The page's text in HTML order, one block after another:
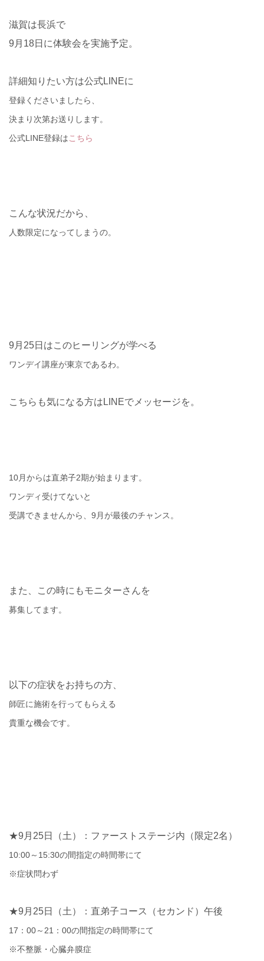
滋賀は長浜で
9 月 18日に体験会を実施予定。
詳細知りたい方は公式LINEに
登録くださいましたら、
決まり次第お送りします。
公式LINE登録はこちら
こんな状況だから、
人数限定になってしまうの。
9 月 25日はこのヒーリングが学べる
ワンデイ講座が東京であるわ。
こちらも気になる方はLINEでメッセージを。
10月からは直弟子2期が始まります。
ワンディ受けてないと
受講できませんから、9月が最後のチャンス。
また、この時にもモニターさんを
募集してます。
以下の症状をお持ちの方、
師匠に施術を行ってもらえる
貴重な機会です。
★9 月 25日（土）：ファーストステージ内（限定2名）
10:00～ 15:30の間指定の時間帯にて
※症状問わず
★9 月 25日（土）：直弟子コース（セカンド）午後
17 ： 00～ 21 ： 00の間指定の時間帯にて
※不整脈・心臓弁膜症